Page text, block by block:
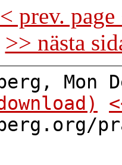
prev.
>> nästa
Mon